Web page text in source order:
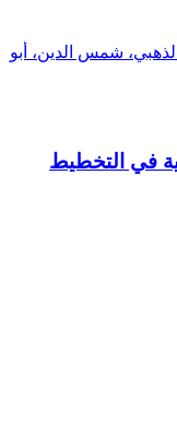
شمس الدين، أبو
في التخطيط